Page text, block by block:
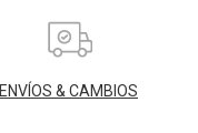
ENVÍOS & CAMBIOS